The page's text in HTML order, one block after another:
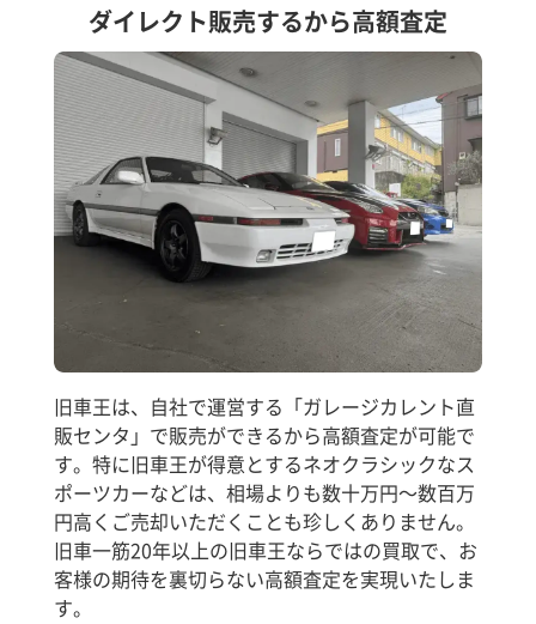
ダイレクト販売するから高額査定
旧車王は、自社で運営する「ガレージカレント直
販センタ」で販売ができるから高額査定が可能で
す。特に旧車王が得意とするネオクラシックなス
ポーツカーなどは、相場よりも数十万円～数百万
円高くご売却いただくことも珍しくありません。
旧車一筋20年以上の旧車王ならではの買取で、お
客様の期待を裏切らない高額査定を実現いたしま
す。